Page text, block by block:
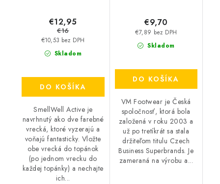
Skladom
€10,53 bez DPH
€12,95
€16
DO KOŠÍKA
SmellWell Active je
navrhnutý ako dve farebné
vrecká, ktoré vyzerajú a
voňajú fantasticky. Vložte
obe vrecká do topánok
(po jednom vrecku do
každej topánky) a nechajte
ich...
Skladom
€7,89 bez DPH
€9,70
DO KOŠÍKA
VM Footwear je Česká
spoločnosť, ktorá bola
založená v roku 2003 a
už po tretíkrát sa stala
držiteľom titulu Czech
Business Superbrands. Je
zameraná na výrobu a...